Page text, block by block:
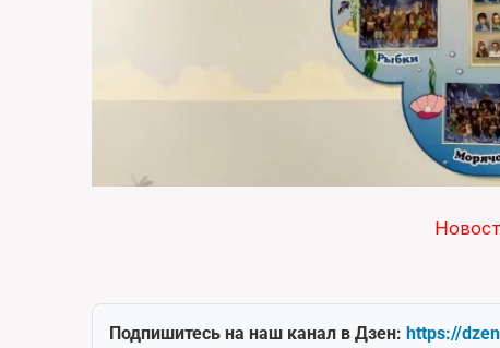
Подпишитесь на наш канал в Дзен: https://